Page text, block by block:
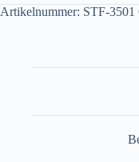
Artikelnummer: STF-3501